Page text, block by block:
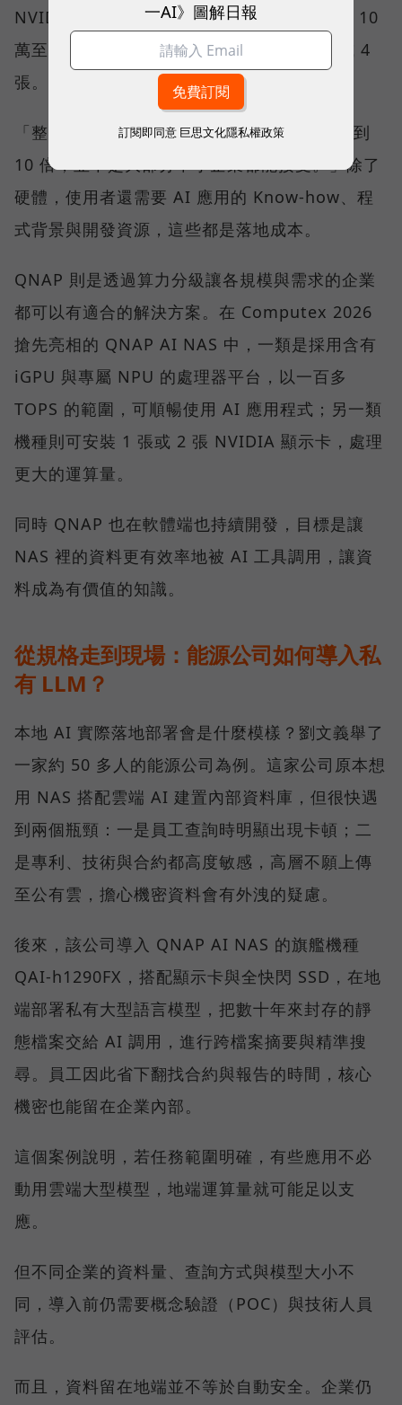
NVIDIA 顯示卡補足算力；一張卡約需新台幣 10
萬至 12 萬元，一張算不完，就得配置 2 張或 4
張。
「整體成本可能是過去單獨一台 NAS 的 5 倍到
10 倍，並不是大部分中小企業都能接受。」除了
硬體，使用者還需要 AI 應用的 Know-how、程
式背景與開發資源，這些都是落地成本。
QNAP 則是透過算力分級讓各規模與需求的企業
都可以有適合的解決方案。在 Computex 2026
搶先亮相的 QNAP AI NAS 中，一類是採用含有
iGPU 與專屬 NPU 的處理器平台，以一百多
TOPS 的範圍，可順暢使用 AI 應用程式；另一類
機種則可安裝 1 張或 2 張 NVIDIA 顯示卡，處理
更大的運算量。
同時 QNAP 也在軟體端也持續開發，目標是讓
NAS 裡的資料更有效率地被 AI 工具調用，讓資
料成為有價值的知識。
從規格走到現場：能源公司如何導入私
有 LLM？
本地 AI 實際落地部署會是什麼模樣？劉文義舉了
一家約 50 多人的能源公司為例。這家公司原本想
用 NAS 搭配雲端 AI 建置內部資料庫，但很快遇
到兩個瓶頸：一是員工查詢時明顯出現卡頓；二
是專利、技術與合約都高度敏感，高層不願上傳
至公有雲，擔心機密資料會有外洩的疑慮。
後來，該公司導入 QNAP AI NAS 的旗艦機種
QAI-h1290FX，搭配顯示卡與全快閃 SSD，在地
端部署私有大型語言模型，把數十年來封存的靜
態檔案交給 AI 調用，進行跨檔案摘要與精準搜
尋。員工因此省下翻找合約與報告的時間，核心
機密也能留在企業內部。
這個案例說明，若任務範圍明確，有些應用不必
動用雲端大型模型，地端運算量就可能足以支
應。
但不同企業的資料量、查詢方式與模型大小不
同，導入前仍需要概念驗證（POC）與技術人員
評估。
而且，資料留在地端並不等於自動安全。企業仍
一AI》圖解日報
訂閱即同意 巨思文化隱私權政策